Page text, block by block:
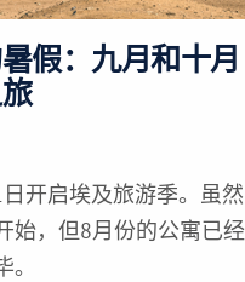
假：九月和十月
日开启埃及旅游季。虽然
始，但8月份的公寓已经